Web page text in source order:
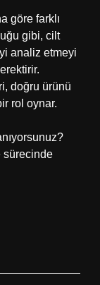
göre farklı
gibi, cilt
analiz etmeyi
doğru ürünü
rol oynar.
sürecinde